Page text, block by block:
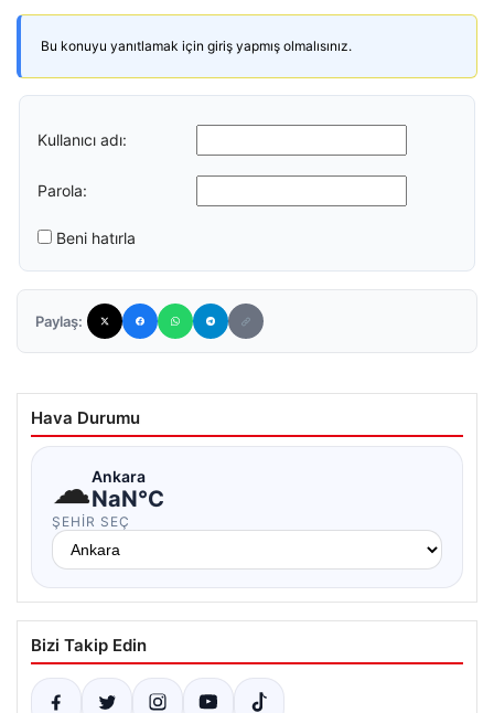
Bu konuyu yanıtlamak için giriş yapmış olmalısınız.
Kullanıcı adı:
Parola:
Beni hatırla
Paylaş:
Hava Durumu
☁Ankara
NaN°C
ŞEHIR SEÇ
Bizi Takip Edin